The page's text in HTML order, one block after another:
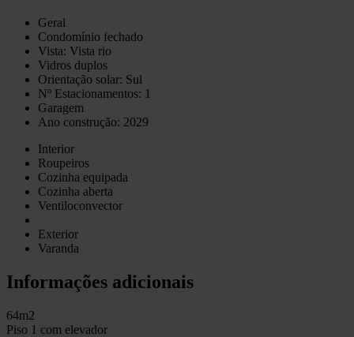
Geral
Condomínio fechado
Vista: Vista rio
Vidros duplos
Orientação solar: Sul
Nº Estacionamentos: 1
Garagem
Ano construção: 2029
Interior
Roupeiros
Cozinha equipada
Cozinha aberta
Ventiloconvector
Exterior
Varanda
Informações adicionais
64m2
Piso 1 com elevador